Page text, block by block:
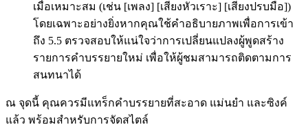
เมื่อเหมาะสม (เช่น [เพลง] [เสียงหัวเราะ] [เสียงปรบมือ])
โดยเฉพาะอย่างยิ่งหากคุณใช้คำอธิบายภาพเพื่อการเข้า
ถึง 5.5 ตรวจสอบให้แน่ใจว่าการเปลี่ยนแปลงผู้พูดสร้าง
รายการคำบรรยายใหม่ เพื่อให้ผู้ชมสามารถติดตามการ
สนทนาได้
ณ จุดนี้ คุณควรมีแทร็กคำบรรยายที่สะอาด แม่นยำ และซิงค์
แล้ว พร้อมสำหรับการจัดสไตล์